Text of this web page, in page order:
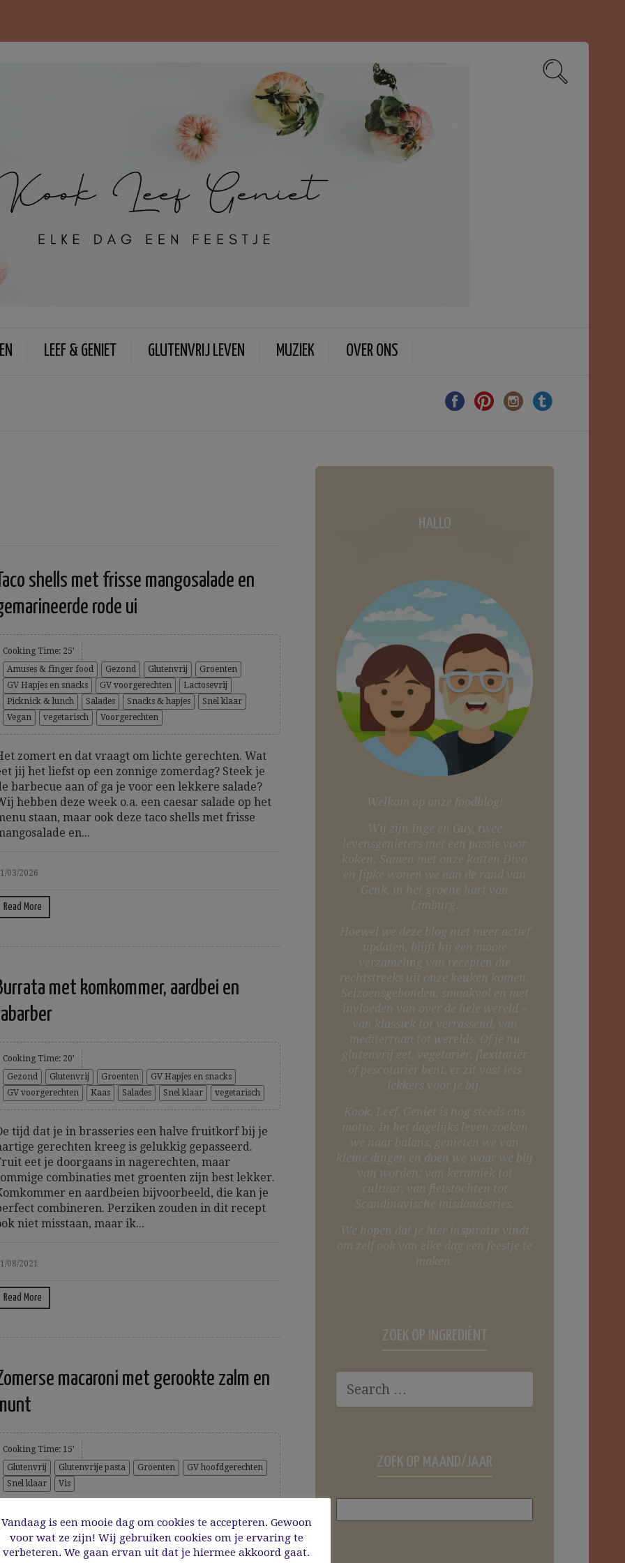
LEEF & GENIET GLUTENVRIJ LEVEN MUZIEK OVER ONS
shells met frisse mangosalade en
rode ui
Cooking Time: 25'
Amuses & finger food
Gezond Glutenvrij
Groenten
GV Hapjes en snacks
GV voorgerechten
Lactosevrij
Picknick & lunch
Salades Snacks & hapjes
Snel klaar
Vegan
vegetarisch Voorgerechten
zomert en dat vraagt om lichte gerechten. Wat
jij het liefst op een zonnige zomerdag? Steek je
barbecue aan of ga je voor een lekkere salade?
hebben deze week o.a. een caesar salade op het
staan, maar ook deze taco shells met frisse
en...
03/2026
Read More
met komkommer, aardbei en
Cooking Time: 20'
Gezond
Glutenvrij Groenten
GV Hapjes en snacks
GV voorgerechten
Kaas Salades Snel klaar vegetarisch
tijd dat je in brasseries een halve fruitkorf bij je
gerechten kreeg is gelukkig gepasseerd.
eet je doorgaans in nagerechten, maar
combinaties met groenten zijn best lekker.
en aardbeien bijvoorbeeld, die kan je
combineren. Perziken zouden in dit recept
niet misstaan, maar ik...
08/2021
Read More
macaroni met gerookte zalm en
Cooking Time: 15'
Glutenvrij
Glutenvrije pasta Groenten
GV hoofdgerechten
Snel klaar
Vis
maandag eten we vaak pasta omdat het snel
is en beter in ons avondschema past. Soms is
spaghetti Bolognese, maar vaak ook gewoon iets
HALLO
Welkom op onze foodblog!
Wij zijn Inge en Guy, twee
levensgenieters met een passie voor
koken. Samen met onze katten Diva
en Jipke wonen we aan de rand van
Genk, in het groene hart van
Limburg.
Hoewel we deze blog niet meer actief
updaten, blijft hij een mooie
verzameling van recepten die
rechtstreeks uit onze keuken komen.
Seizoensgebonden, smaakvol en met
invloeden van over de hele wereld –
van klassiek tot verrassend, van
mediterraan tot werelds. Of je nu
glutenvrij eet, vegetariër, flexitariër
of pescotariër bent, er zit vast iets
lekkers voor je bij.
Kook, Leef, Geniet is nog steeds ons
motto. In het dagelijks leven zoeken
we naar balans, genieten we van
kleine dingen en doen we waar we blij
van worden: van keramiek tot
cultuur, van fietstochten tot
Scandinavische misdaadseries.
We hopen dat je hier inspiratie vindt
om zelf ook van elke dag een feestje te
maken.
ZOEK OP INGREDIËNT
ZOEK OP MAAND/JAAR
Vandaag is een mooie dag om cookies te accepteren. Gewoon
voor wat ze zijn! Wij gebruiken cookies om je ervaring te
verbeteren. We gaan ervan uit dat je hiermee akkoord gaat.